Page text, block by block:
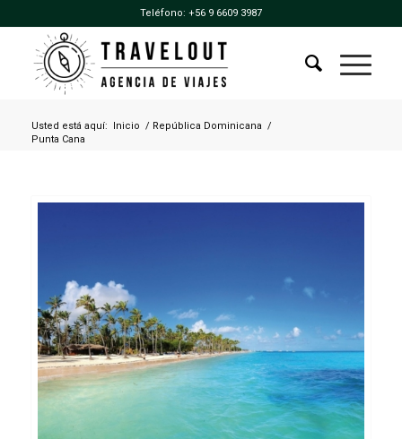
Teléfono: +56 9 6609 3987
Usted está aquí: Inicio / República Dominicana /
Punta Cana